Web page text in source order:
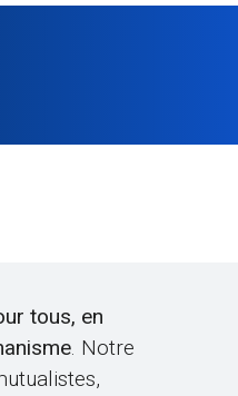
tous, en
. Notre